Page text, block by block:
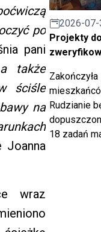
po
pani
także
ściśle
na
wraz
2026-07-
Projekty
Rudzianie
18 zadań